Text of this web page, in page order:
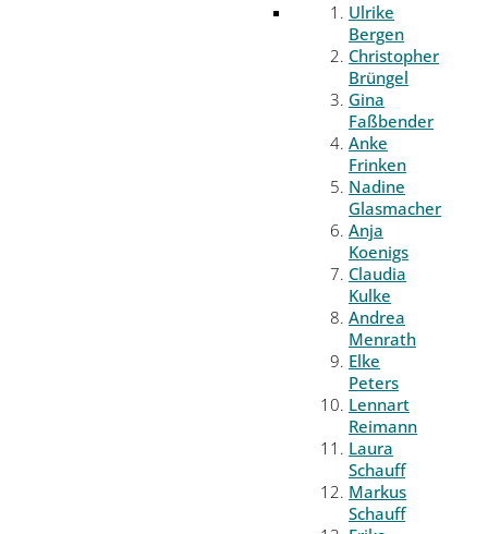
Ulrike
Bergen
Christopher
Brüngel
Gina
Faßbender
Anke
Frinken
Nadine
Glasmacher
Anja
Koenigs
Claudia
Kulke
Andrea
Menrath
Elke
Peters
Lennart
Reimann
Laura
Schauff
Markus
Schauff